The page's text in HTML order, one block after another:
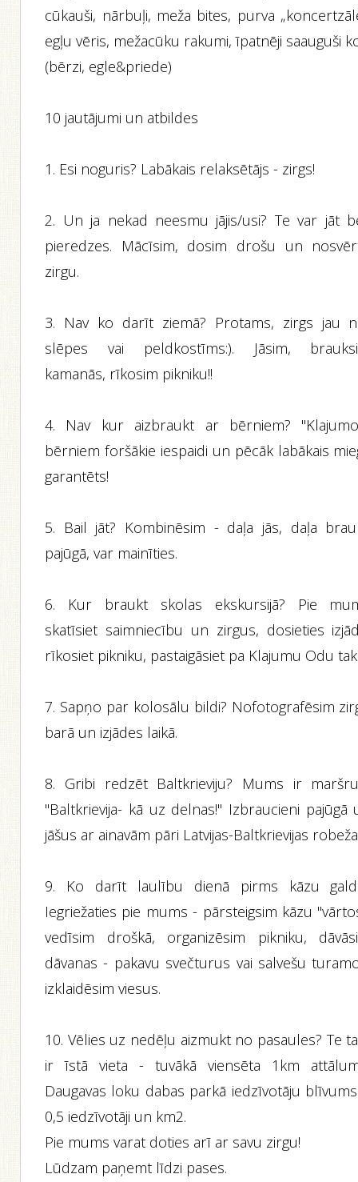
cūkauši, nārbuļi, meža bites, purva
egļu vēris, mežacūku rakumi, īpatnēji saauguši
(bērzi, egle&priede)
10 jautājumi un atbildes
1. Esi noguris? Labākais relaksētājs - zirgs!
2. Un ja nekad neesmu jājis/usi? Te var jāt
pieredzes. Mācīsim, dosim drošu un
zirgu.
3. Nav ko darīt ziemā? Protams, zirgs jau
slēpes vai peldkostīms:). Jāsim,
kamanās, rīkosim pikniku!!
4. Nav kur aizbraukt ar bērniem?
bērniem foršākie iespaidi un pēcāk labākais
garantēts!
5. Bail jāt? Kombinēsim - daļa jās, daļa
pajūgā, var mainīties.
6. Kur braukt skolas ekskursijā? Pie
skatīsiet saimniecību un zirgus, dosieties
rīkosiet pikniku, pastaigāsiet pa Klajumu Odu
7. Sapņo par kolosālu bildi? Nofotografēsim
barā un izjādes laikā.
8. Gribi redzēt Baltkrieviju? Mums ir
"Baltkrievija- kā uz delnas!" Izbraucieni pajūgā
jāšus ar ainavām pāri Latvijas-Baltkrievijas
9. Ko darīt laulību dienā pirms kāzu
Iegriežaties pie mums - pārsteigsim kāzu
vedīsim droškā, organizēsim pikniku,
dāvanas - pakavu svečturus vai salvešu
izklaidēsim viesus.
10. Vēlies uz nedēļu aizmukt no pasaules? Te
ir īstā vieta - tuvākā viensēta 1km
Daugavas loku dabas parkā iedzīvotāju
0,5 iedzīvotāji un km2.
Pie mums varat doties arī ar savu zirgu!
Lūdzam paņemt līdzi pases.